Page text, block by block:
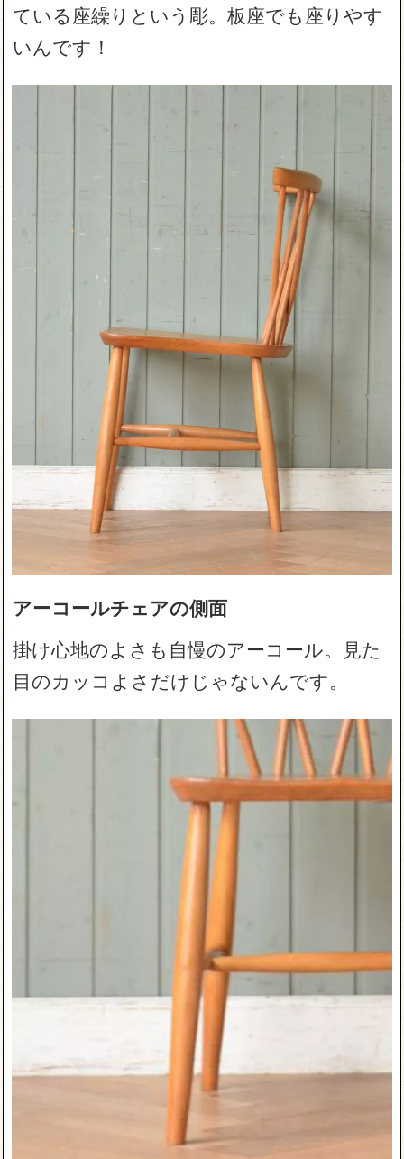
ている座繰りという彫。板座でも座りやす
いんです！
アーコールチェアの側面
掛け心地のよさも自慢のアーコール。見た
目のカッコよさだけじゃないんです。